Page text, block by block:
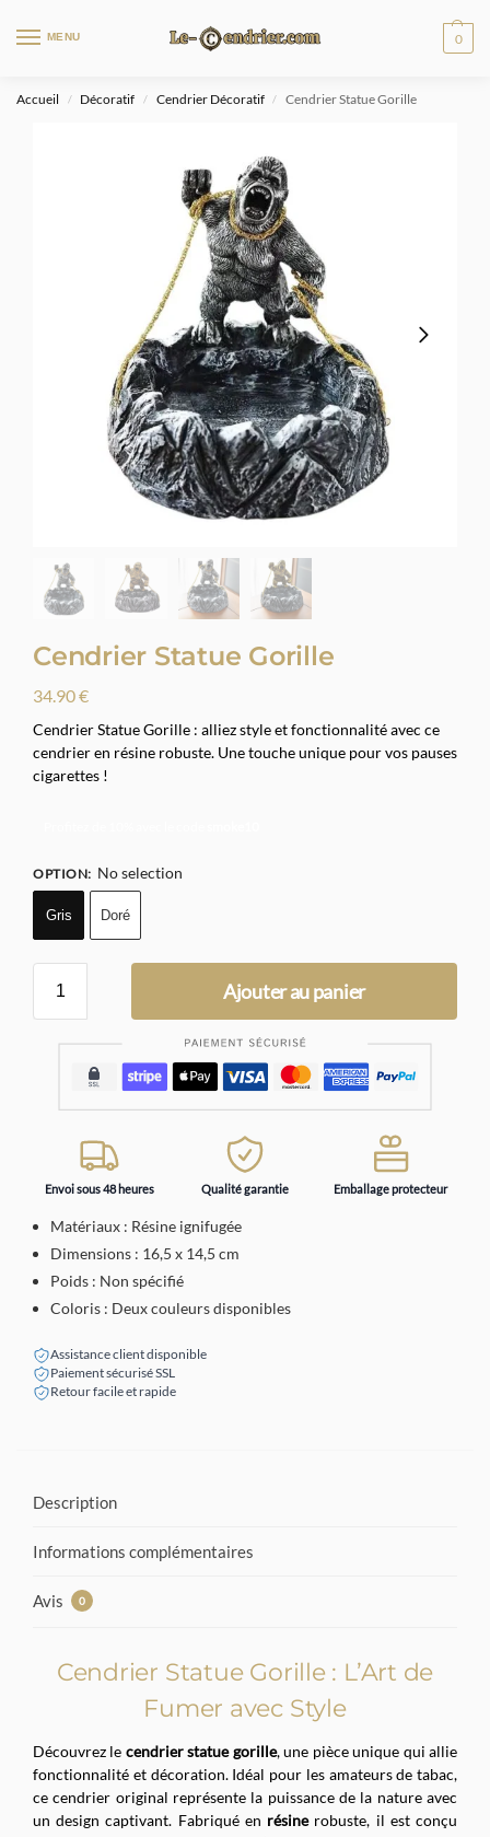
MENU 0
Accueil / Décoratif / Cendrier Décoratif / Cendrier Statue Gorille
Cendrier Statue Gorille
34.90€
Cendrier Statue Gorille : alliez style et fonctionnalité avec ce
cendrier en résine robuste. Une touche unique pour vos pauses
cigarettes !
OPTION: No selection
Gris Doré
Ajouter au panier
Envoi sous 48 heures Qualité garantie Emballage protecteur
Matériaux : Résine ignifugée
Dimensions : 16,5 x 14,5 cm
Poids : Non spécifié
Coloris : Deux couleurs disponibles
Assistance client disponible
Paiement sécurisé SSL
Retour facile et rapide
Description
Informations complémentaires
Avis 0
Cendrier Statue Gorille : L’Art de
Fumer avec Style
Découvrez le cendrier statue gorille, une pièce unique qui allie
fonctionnalité et décoration. Idéal pour les amateurs de tabac,
ce cendrier original représente la puissance de la nature avec
un design captivant. Fabriqué en résinerobuste, il est conçu